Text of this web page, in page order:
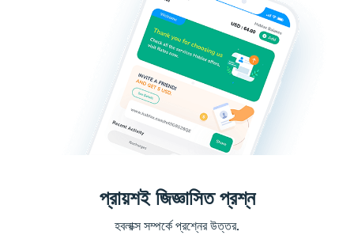
প্রায়শই জিজ্ঞাসিত প্রশ্ন
হবলাক্স সম্পর্কে প্রশ্নের উত্তর.